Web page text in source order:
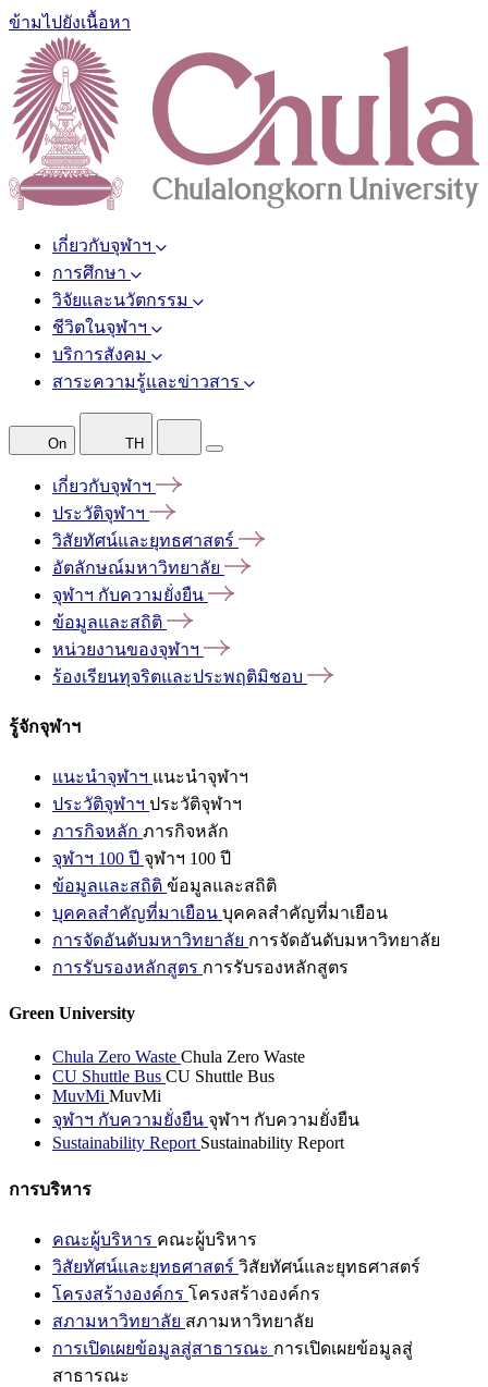
ข้ามไปยังเนื้อหา
เกี่ยวกับจุฬาฯ
การศึกษา
วิจัยและนวัตกรรม
ชีวิตในจุฬาฯ
บริการสังคม
สาระความรู้และข่าวสาร
On TH
เกี่ยวกับจุฬาฯ
ประวัติจุฬาฯ
วิสัยทัศน์และยุทธศาสตร์
อัตลักษณ์มหาวิทยาลัย
จุฬาฯ กับความยั่งยืน
ข้อมูลและสถิติ
หน่วยงานของจุฬาฯ
ร้องเรียนทุจริตและประพฤติมิชอบ
รู้จักจุฬาฯ
แนะนำจุฬาฯ แนะนำจุฬาฯ
ประวัติจุฬาฯ ประวัติจุฬาฯ
ภารกิจหลัก ภารกิจหลัก
จุฬาฯ 100 ปี จุฬาฯ 100 ปี
ข้อมูลและสถิติ ข้อมูลและสถิติ
บุคคลสำคัญที่มาเยือน บุคคลสำคัญที่มาเยือน
การจัดอันดับมหาวิทยาลัย การจัดอันดับมหาวิทยาลัย
การรับรองหลักสูตร การรับรองหลักสูตร
Green University
Chula Zero Waste Chula Zero Waste
CU Shuttle Bus CU Shuttle Bus
MuvMi MuvMi
จุฬาฯ กับความยั่งยืน จุฬาฯ กับความยั่งยืน
Sustainability Report Sustainability Report
การบริหาร
คณะผู้บริหาร คณะผู้บริหาร
วิสัยทัศน์และยุทธศาสตร์ วิสัยทัศน์และยุทธศาสตร์
โครงสร้างองค์กร โครงสร้างองค์กร
สภามหาวิทยาลัย สภามหาวิทยาลัย
การเปิดเผยข้อมูลสู่สาธารณะ การเปิดเผยข้อมูลสู่
สาธารณะ